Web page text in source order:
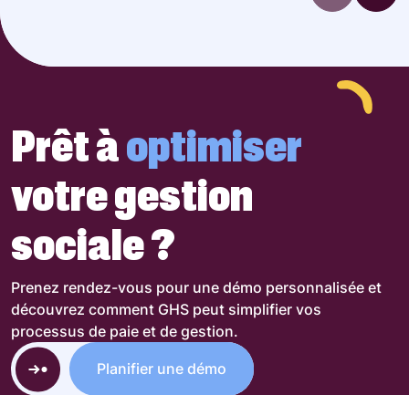
Prêt àoptimiser
votre gestion
sociale ?
Prenez rendez-vous pour une démo personnalisée et
découvrez comment GHS peut simplifier vos
processus de paie et de gestion.
Planifier une démo